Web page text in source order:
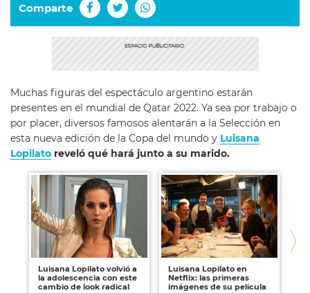
Comparte
Muchas figuras del espectáculo argentino estarán
presentes en el mundial de Qatar 2022. Ya sea por trabajo o
por placer, diversos famosos alentarán a la Selección en
esta nueva edición de la Copa del mundo y Luisana
Lopilato reveló qué hará junto a su marido.
Luisana Lopilato volvió a
la adolescencia con este
cambio de look radical
Luisana Lopilato en
Netflix: las primeras
imágenes de su película